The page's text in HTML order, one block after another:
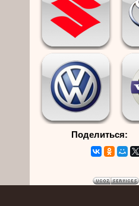
Поделиться: